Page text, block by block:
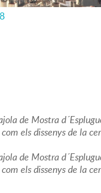
de Mostra
els dissenys de la
de Mostra
els dissenys de la